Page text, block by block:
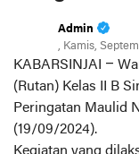
Admin
, Kamis,
KABARSINJAI –
(Rutan) Kelas II B
Peringatan Maulid
(19/09/2024).